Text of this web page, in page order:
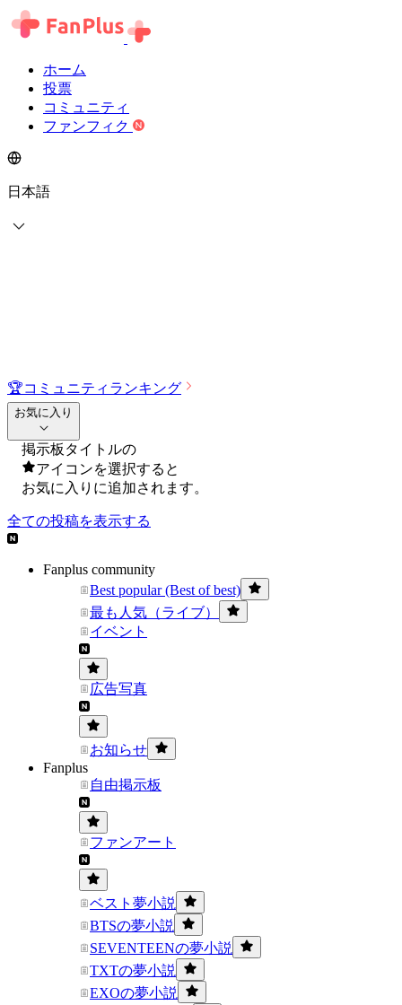
ホーム
投票
コミュニティ
ファンフィク
日本語
🏆コミュニティランキング
お気に入り
掲示板タイトルの
アイコンを選択すると
お気に入りに追加されます。
全ての投稿を表示する
Fanplus community
Best popular (Best of best)
最も人気（ライブ）
イベント
広告写真
お知らせ
Fanplus
自由掲示板
ファンアート
ベスト夢小説
BTSの夢小説
SEVENTEENの夢小説
TXTの夢小説
EXOの夢小説